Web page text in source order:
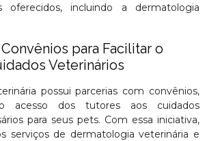
oferecidos, incluindo a dermatologia
para Facilitar o
Veterinários
possui parcerias com convênios,
acesso dos tutores aos cuidados
para seus pets. Com essa iniciativa,
serviços de dermatologia veterinária e